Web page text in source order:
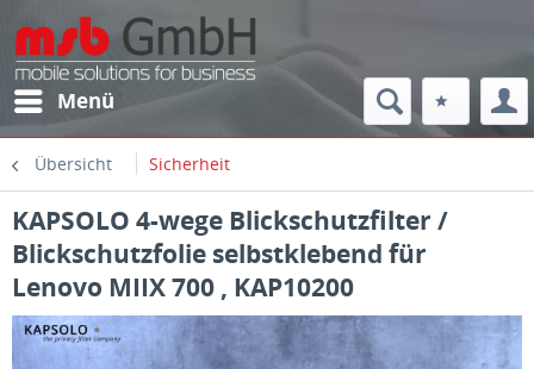
Menü
Übersicht Sicherheit
KAPSOLO 4-wege Blickschutzfilter /
Blickschutzfolie selbstklebend für
Lenovo MIIX 700 , KAP10200